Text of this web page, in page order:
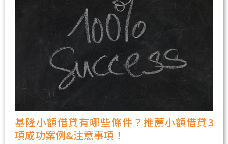
基隆小額借貸有哪些條件？推薦小額借貸3
項成功案例&注意事項！